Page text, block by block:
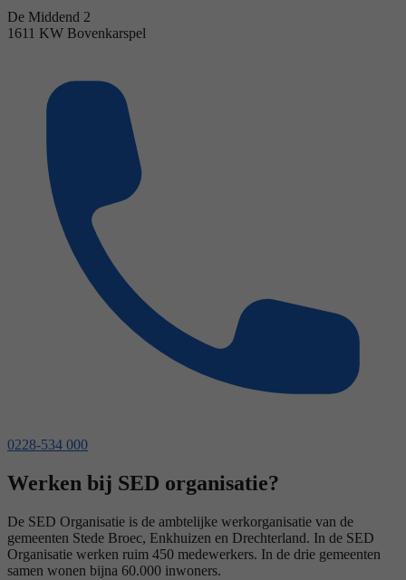
De Middend 2
1611 KW Bovenkarspel
0228-534 000
Werken bij SED organisatie?
De SED Organisatie is de ambtelijke werkorganisatie van de
gemeenten Stede Broec, Enkhuizen en Drechterland. In de SED
Organisatie werken ruim 450 medewerkers. In de drie gemeenten
samen wonen bijna 60.000 inwoners.